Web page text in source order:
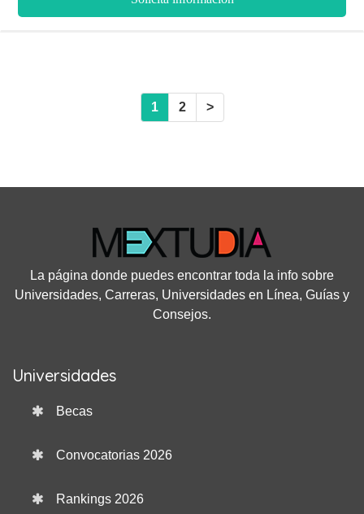
1 2 >
La página donde puedes encontrar toda la info sobre
Universidades, Carreras, Universidades en Línea, Guías y
Consejos.
Universidades
Becas
Convocatorias 2026
Rankings 2026